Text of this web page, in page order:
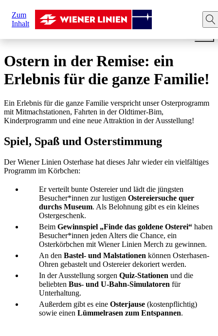
Zum
Inhalt
sind
hier:
Startseite News Ostern in der Remise: ein Erlebnis für
Ostern in der Remise: ein
Erlebnis für die ganze Familie!
Ein Erlebnis für die ganze Familie verspricht unser Osterprogramm
mit Mitmachstationen, Fahrten in der Oldtimer-Bim,
Kinderprogramm und eine neue Attraktion in der Ausstellung!
Spiel, Spaß und Osterstimmung
Der Wiener Linien Osterhase hat dieses Jahr wieder ein vielfältiges
Programm im Körbchen:
Er verteilt bunte Ostereier und lädt die jüngsten
Besucher*innen zur lustigen Ostereiersuche quer
durchs Museum. Als Belohnung gibt es ein kleines
Ostergeschenk.
Beim Gewinnspiel „Finde das goldene Osterei“ haben
Besucher*innen jeden Alters die Chance, ein
Osterkörbchen mit Wiener Linien Merch zu gewinnen.
An den Bastel- und Malstationen können Osterhasen-
Ohren gebastelt und Ostereier dekoriert werden.
In der Ausstellung sorgen Quiz-Stationen und die
beliebten Bus- und U-Bahn-Simulatoren für
Unterhaltung.
Außerdem gibt es eine Osterjause (kostenpflichtig)
sowie einen Lümmelrasen zum Entspannen.